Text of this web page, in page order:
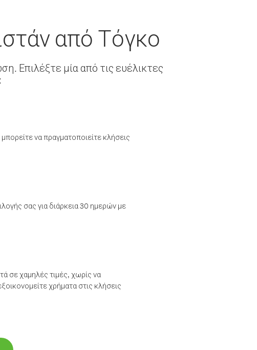
από Τόγκο
Επιλέξτε μία από τις ευέλικτες
να πραγματοποιείτε κλήσεις
σας για διάρκεια 30 ημερών με
σε χαμηλές τιμές, χωρίς να
χρήματα στις κλήσεις